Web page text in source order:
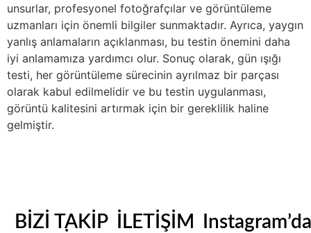
unsurlar, profesyonel fotoğrafçılar ve görüntüleme
uzmanları için önemli bilgiler sunmaktadır. Ayrıca, yaygın
yanlış anlamaların açıklanması, bu testin önemini daha
iyi anlamamıza yardımcı olur. Sonuç olarak, gün ışığı
testi, her görüntüleme sürecinin ayrılmaz bir parçası
olarak kabul edilmelidir ve bu testin uygulanması,
görüntü kalitesini artırmak için bir gereklilik haline
gelmiştir.
BİZİ TAKİP
İLETİŞİM
Instagram’da